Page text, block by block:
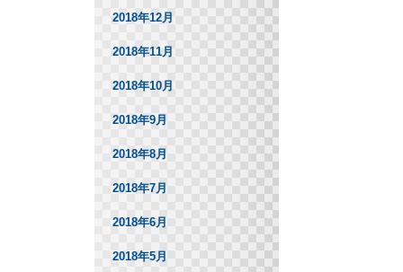
2018年12月
2018年11月
2018年10月
2018年9月
2018年8月
2018年7月
2018年6月
2018年5月